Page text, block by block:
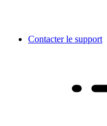
Contacter le support